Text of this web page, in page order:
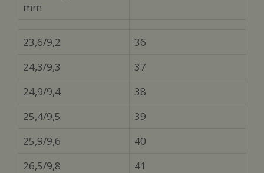
mm
23,6/9,2
36
24,3/9,3
37
24,9/9,4
38
25,4/9,5
39
25,9/9,6
40
26,5/9,8
41